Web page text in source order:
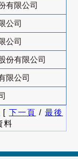
有限公司
公司
公司
份有限公司
限公司
[ 下一頁 / 最後
料